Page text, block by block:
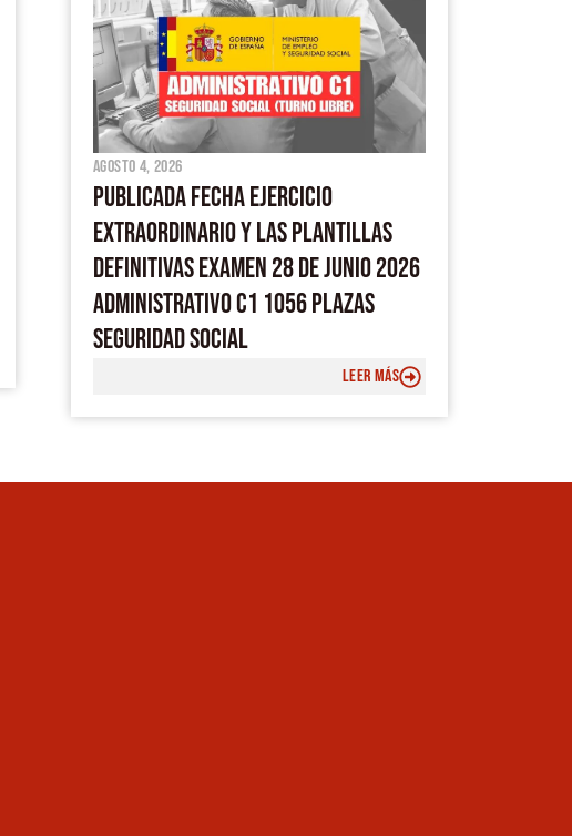
agosto 4, 2026
PUBLICADA FECHA EJERCICIO
EXTRAORDINARIO Y LAS PLANTILLAS
DEFINITIVAS EXAMEN 28 DE JUNIO 2026
ADMINISTRATIVO C1 1056 PLAZAS
SEGURIDAD SOCIAL
LEER MÁS